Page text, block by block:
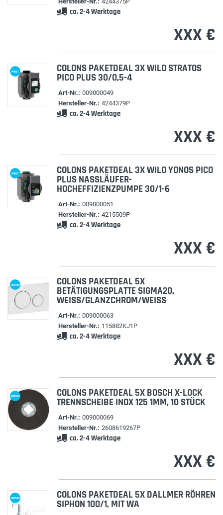
ca. 2-4 Werktage
XXX €
PAKET COLONS PAKETDEAL 3X WILO STRATOS
PICO PLUS 30/0,5-4
Art-Nr.: 009000049
Hersteller-Nr.: 4244379P
ca. 2-4 Werktage
XXX €
PAKET COLONS PAKETDEAL 3X WILO YONOS PICO
PLUS NASSLÄUFER-
HOCHEFFIZIENZPUMPE 30/1-6
Art-Nr.: 009000051
Hersteller-Nr.: 4215509P
ca. 2-4 Werktage
XXX €
AKTION COLONS PAKETDEAL 5X
BETÄTIGUNGSPLATTE SIGMA20,
WEISS/GLANZCHROM/WEISS
Art-Nr.: 009000063
Hersteller-Nr.: 115882KJ1P
ca. 2-4 Werktage
XXX €
AKTION COLONS PAKETDEAL 5X BOSCH X-LOCK
TRENNSCHEIBE INOX 125 1MM, 10 STÜCK
Art-Nr.: 009000069
Hersteller-Nr.: 2608619267P
ca. 2-4 Werktage
XXX €
AKTION COLONS PAKETDEAL 5X DALLMER RÖHREN
SIPHON 100/1, MIT WA